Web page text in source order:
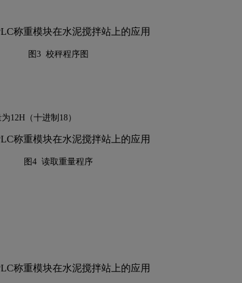
图3 校秤程序图
12H（十进制18）
图4 读取重量程序